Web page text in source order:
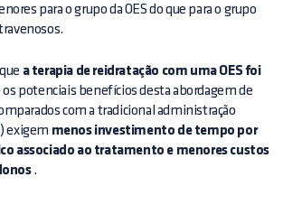
para o grupo da OES do que para o grupo
a terapia de reidratação com uma OES foi
os potenciais benefícios desta abordagem de
com a tradicional administração
exigem menos investimento de tempo por
associado ao tratamento e menores custos
.